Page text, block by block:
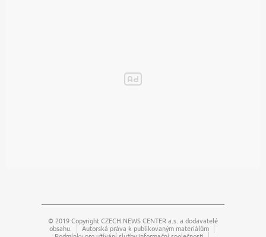
© 2019 Copyright CZECH NEWS CENTER a.s. a dodavatelé
obsahu.
Autorská práva k publikovaným materiálům